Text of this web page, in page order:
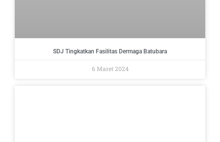
SDJ Tingkatkan Fasilitas Dermaga Batubara
6 Maret 2024